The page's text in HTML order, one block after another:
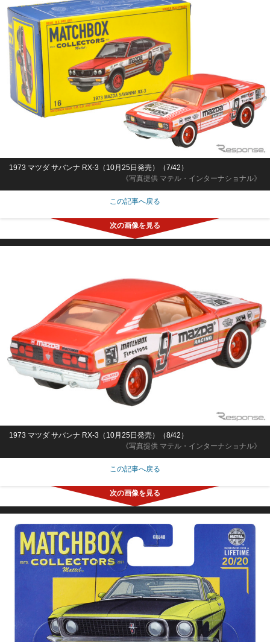
《写真提供 マテル・インターナショナル》
1973 マツダ サバンナ RX-3（10月25日発売）（7/42）
この記事へ戻る
《写真提供 マテル・インターナショナル》
1973 マツダ サバンナ RX-3（10月25日発売）（8/42）
この記事へ戻る